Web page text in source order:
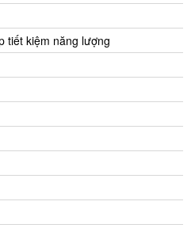
tiết kiệm năng lượng